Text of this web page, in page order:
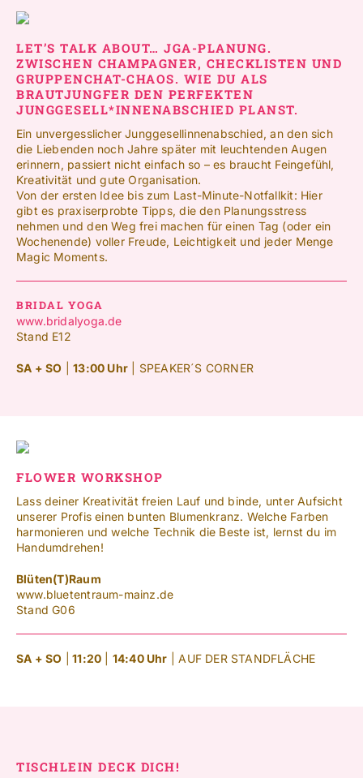
LET’S TALK ABOUT… JGA-PLANUNG.
ZWISCHEN CHAMPAGNER, CHECKLISTEN UND
GRUPPENCHAT-CHAOS. WIE DU ALS
BRAUTJUNGFER DEN PERFEKTEN
JUNGGESELL*INNENABSCHIED PLANST.
Ein unvergesslicher Junggesellinnenabschied, an den sich
die Liebenden noch Jahre später mit leuchtenden Augen
erinnern, passiert nicht einfach so – es braucht Feingefühl,
Kreativität und gute Organisation.
Von der ersten Idee bis zum Last-Minute-Notfallkit: Hier
gibt es praxiserprobte Tipps, die den Planungsstress
nehmen und den Weg frei machen für einen Tag (oder ein
Wochenende) voller Freude, Leichtigkeit und jeder Menge
Magic Moments.
BRIDAL YOGA
www.bridalyoga.de
Stand E12
SA + SO |13:00 Uhr | SPEAKER´S CORNER
FLOWER WORKSHOP
Lass deiner Kreativität freien Lauf und binde, unter Aufsicht
unserer Profis einen bunten Blumenkranz. Welche Farben
harmonieren und welche Technik die Beste ist, lernst du im
Handumdrehen!
Blüten(T)Raum
www.bluetentraum-mainz.de
Stand G06
SA + SO 11:20 14:40 Uhr | AUF DER STANDFLÄCHE
TISCHLEIN DECK DICH!